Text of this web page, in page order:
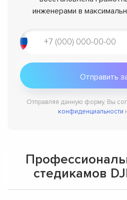
инженерами в
Отправляя данную форму, Вы
конфиденциальности
стедикамов